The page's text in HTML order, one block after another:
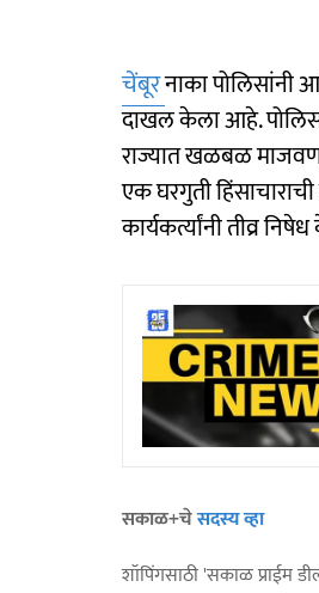
चेंबूरनाका पोलिसांनी
दाखल केला आहे.
राज्यात खळबळ
एक घरगुती
कार्यकर्त्यांनी तीव्र
सकाळ+चेसदस्य व्हा
शॉपिंगसाठी 'सकाळ प्राईम